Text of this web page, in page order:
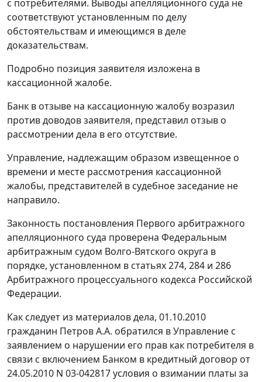
с потребителями. Выводы апелляционного суда не
соответствуют установленным по делу
обстоятельствам и имеющимся в деле
доказательствам.
Подробно позиция заявителя изложена в
кассационной жалобе.
Банк в отзыве на кассационную жалобу возразил
против доводов заявителя, представил отзыв о
рассмотрении дела в его отсутствие.
Управление, надлежащим образом извещенное о
времени и месте рассмотрения кассационной
жалобы, представителей в судебное заседание не
направило.
Законность постановления Первого арбитражного
апелляционного суда проверена Федеральным
арбитражным судом Волго-Вятского округа в
порядке, установленном в статьях 274, 284 и 286
Арбитражного процессуального кодекса Российской
Федерации.
Как следует из материалов дела, 01.10.2010
гражданин Петров А.А. обратился в Управление с
заявлением о нарушении его прав как потребителя в
связи с включением Банком в кредитный договор от
24.05.2010 N 03-042817 условия о взимании платы за